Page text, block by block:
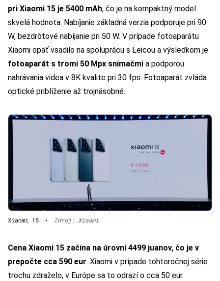
pri Xiaomi 15 je 5400 mAh, čo je na kompaktný model
skvelá hodnota. Nabíjanie základná verzia podporuje pri 90
W, bezdrôtové nabíjanie pri 50 W. V prípade fotoaparátu
Xiaomi opäť vsadilo na spoluprácu s Leicou a výsledkom je
fotoaparát s tromi 50 Mpx snímačmi a podporou
nahrávania videa v 8K kvalite pri 30 fps. Fotoaparát zvláda
optické priblíženie až trojnásobné.
Xiaomi 15 • Zdroj: Xiaomi
Cena Xiaomi 15 začína na úrovni 4499 juanov, čo je v
prepočte cca 590 eur. Xiaomi v prípade tohtoročnej série
trochu zdraželo, v Európe sa to odrazí o cca 50 eur.